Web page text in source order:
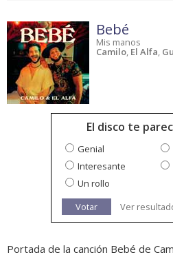
Bebé
Mis manos
Camilo, El Alfa,
El disco te
Genial
Interesante
Un rollo
Votar
Ver
Portada de la canción Bebé de